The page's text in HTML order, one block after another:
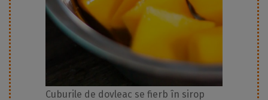
Cuburile de dovleac se fierb în sirop